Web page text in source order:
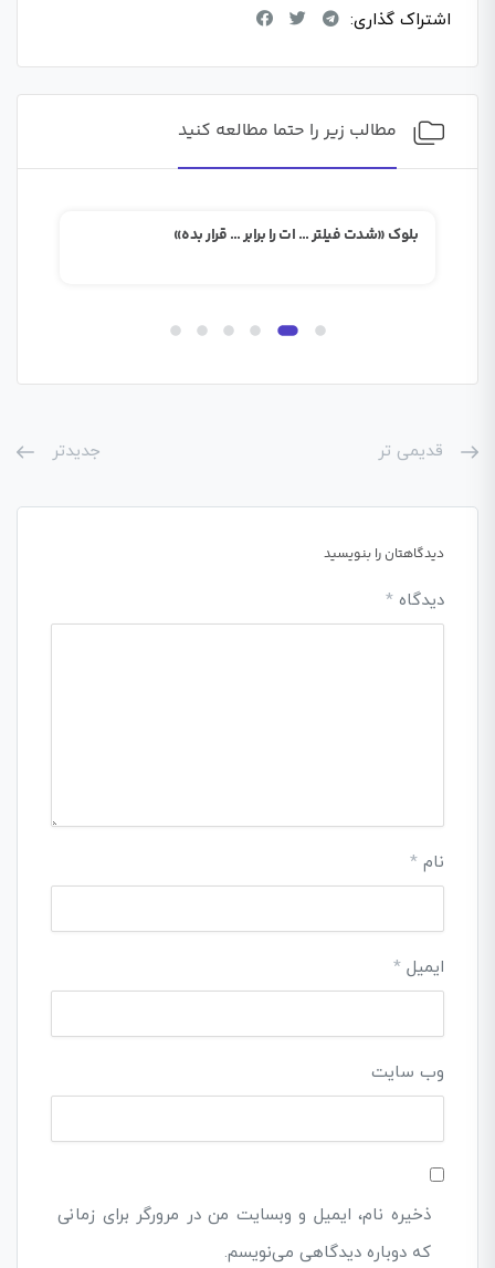
اشتراک گذاری:
مطالب زیر را حتما مطالعه کنید
بلوک «شدت فیلتر … ات را برابر … قرار بده»
قدیمی تر جدیدتر
دیدگاهتان را بنویسید
دیدگاه *
نام *
ایمیل *
وب‌ سایت
ذخیره نام، ایمیل و وبسایت من در مرورگر برای زمانی
که دوباره دیدگاهی می‌نویسم.